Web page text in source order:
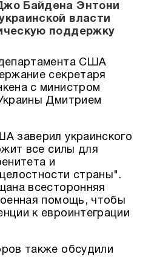
Байдена Энтони
власти
поддержку
США
секретаря
с министром
Дмитрием
заверил украинского
все силы для
и
страны".
всесторонняя
помощь, чтобы
к евроинтеграции
также обсудили